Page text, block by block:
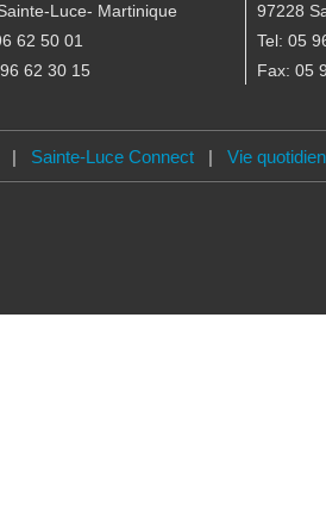
Luce- Martinique
62 50 01
62 30 15
97228
Tel: 05
Fax: 05
Sainte-Luce Connect| Vie